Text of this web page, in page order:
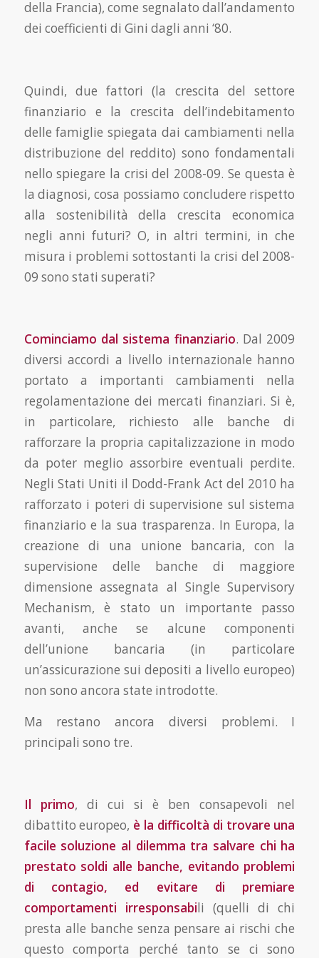
della Francia), come segnalato dall’andamento
dei coefficienti di Gini dagli anni ‘80.
Quindi, due fattori (la crescita del settore
finanziario e la crescita dell’indebitamento
delle fami­glie spiegata dai cambiamenti nella
distribuzione del reddito) sono fondamentali
nello spiegare la crisi del 2008-09. Se questa è
la diagnosi, cosa possiamo concludere rispetto
alla sostenibilità della crescita economica
negli anni futuri? O, in altri termini, in che
misura i problemi sottostanti la crisi del 2008-
09 sono stati superati?
Cominciamo dal sistema finanziario. Dal 2009
diversi accordi a livello internazionale hanno
por­tato a importanti cambiamenti nella
regolamentazione dei mercati finanziari. Si è,
in particolare, richiesto alle banche di
rafforzare la propria capitalizzazione in modo
da poter meglio assorbire eventuali perdite.
Negli Stati Uniti il Dodd-Frank Act del 2010 ha
rafforzato i poteri di supervi­sione sul sistema
finanziario e la sua trasparenza. In Europa, la
creazione di una unione bancaria, con la
supervisione delle banche di maggiore
dimensione assegnata al Single Supervisory
Me­chanism, è stato un importante passo
avanti, anche se alcune componenti
dell’unione bancaria (in particolare
un’assicurazione sui depositi a livello europeo)
non sono ancora state introdotte.
Ma restano ancora diversi problemi. I
principali sono tre.
Il primo, di cui si è ben consapevoli nel
dibattito europeo, è la difficoltà di trovare una
facile solu­zione al dilemma tra salvare chi ha
prestato soldi alle banche, evitando problemi
di contagio, ed evitare di premiare
comportamenti irresponsabili (quelli di chi
presta alle banche senza pensare ai rischi che
questo comporta perché tanto se ci sono